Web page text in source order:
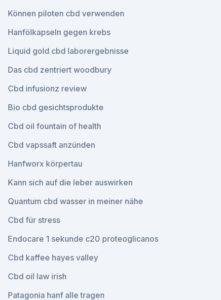
Können piloten cbd verwenden
Hanfölkapseln gegen krebs
Liquid gold cbd laborergebnisse
Das cbd zentriert woodbury
Cbd infusionz review
Bio cbd gesichtsprodukte
Cbd oil fountain of health
Cbd vapssaft anzünden
Hanfworx körpertau
Kann sich auf die leber auswirken
Quantum cbd wasser in meiner nähe
Cbd für stress
Endocare 1 sekunde c20 proteoglicanos
Cbd kaffee hayes valley
Cbd oil law irish
Patagonia hanf alle tragen